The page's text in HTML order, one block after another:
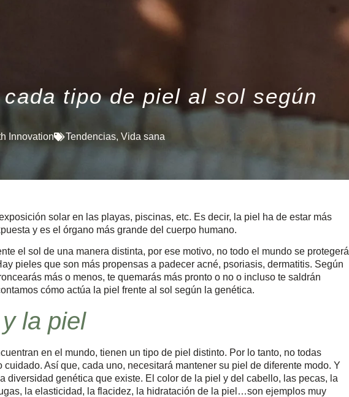
tipo de piel al sol según
Innovation Tendencias, Vida sana
solar en las playas, piscinas, etc. Es decir, la piel ha de estar más
y es el órgano más grande del cuerpo humano.
el sol de una manera distinta, por ese motivo, no todo el mundo se protegerá
pieles que son más propensas a padecer acné, psoriasis, dermatitis. Según
más o menos, te quemarás más pronto o no o incluso te saldrán
cómo actúa la piel frente al sol según la genética.
la piel
en el mundo, tienen un tipo de piel distinto. Por lo tanto, no todas
Así que, cada uno, necesitará mantener su piel de diferente modo. Y
diversidad genética que existe. El color de la piel y del cabello, las pecas, la
la elasticidad, la flacidez, la hidratación de la piel…son ejemplos muy